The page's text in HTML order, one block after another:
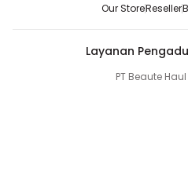
Our StoreReseller
Layanan
PT Beaute